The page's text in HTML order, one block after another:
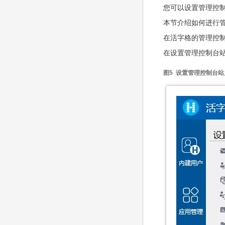
您可以设置管理控
本节介绍如何进行
在活字格的管理控
在设置管理控制台
图5 设置管理控制台